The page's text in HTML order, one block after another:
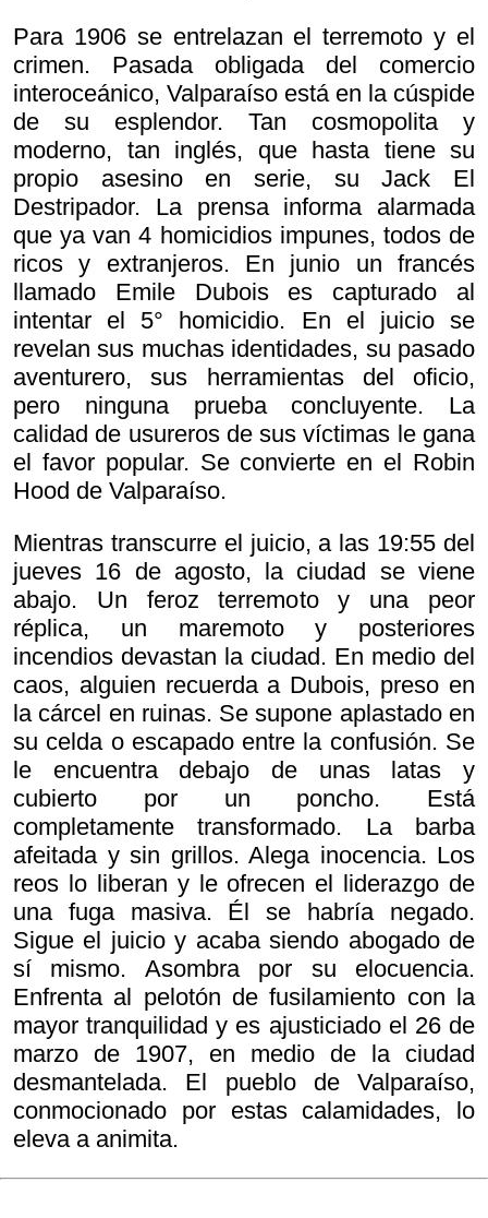
Para 1906 se entrelazan el terremoto y el
crimen. Pasada obligada del comercio
interoceánico, Valparaíso está en la cúspide
de su esplendor. Tan cosmopolita y
moderno, tan inglés, que hasta tiene su
propio asesino en serie, su Jack El
Destripador. La prensa informa alarmada
que ya van 4 homicidios impunes, todos de
ricos y extranjeros. En junio un francés
llamado Emile Dubois es capturado al
intentar el 5° homicidio. En el juicio se
revelan sus muchas identidades, su pasado
aventurero, sus herramientas del oficio,
pero ninguna prueba concluyente. La
calidad de usureros de sus víctimas le gana
el favor popular. Se convierte en el Robin
Hood de Valparaíso.
Mientras transcurre el juicio, a las 19:55 del
jueves 16 de agosto, la ciudad se viene
abajo. Un feroz terremoto y una peor
réplica, un maremoto y posteriores
incendios devastan la ciudad. En medio del
caos, alguien recuerda a Dubois, preso en
la cárcel en ruinas. Se supone aplastado en
su celda o escapado entre la confusión. Se
le encuentra debajo de unas latas y
cubierto por un poncho. Está
completamente transformado. La barba
afeitada y sin grillos. Alega inocencia. Los
reos lo liberan y le ofrecen el liderazgo de
una fuga masiva. Él se habría negado.
Sigue el juicio y acaba siendo abogado de
sí mismo. Asombra por su elocuencia.
Enfrenta al pelotón de fusilamiento con la
mayor tranquilidad y es ajusticiado el 26 de
marzo de 1907, en medio de la ciudad
desmantelada. El pueblo de Valparaíso,
conmocionado por estas calamidades, lo
eleva a animita.